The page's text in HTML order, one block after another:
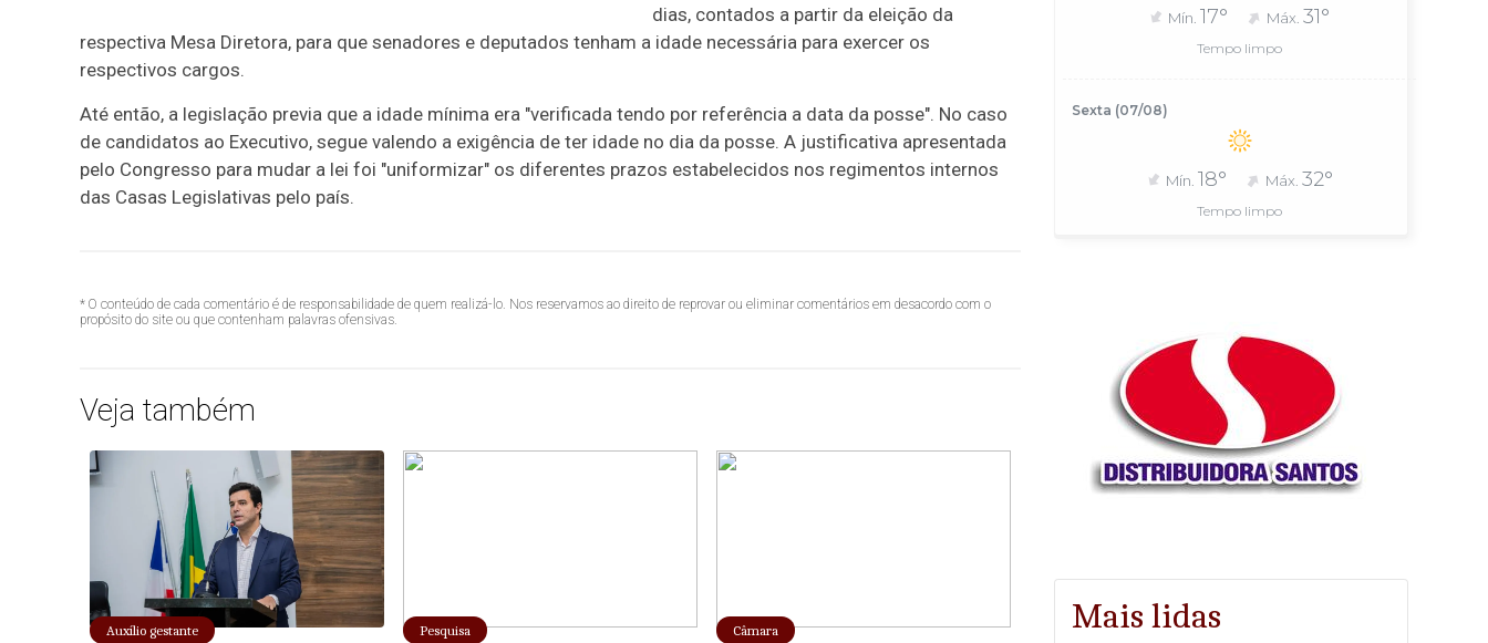
dias, contados a partir da eleição da
respectiva Mesa Diretora, para que senadores e deputados tenham a idade necessária para exercer os
respectivos cargos.
Até então, a legislação previa que a idade mínima era "verificada tendo por referência a data da posse". No caso
de candidatos ao Executivo, segue valendo a exigência de ter idade no dia da posse. A justificativa apresentada
pelo Congresso para mudar a lei foi "uniformizar" os diferentes prazos estabelecidos nos regimentos internos
das Casas Legislativas pelo país.
* O conteúdo de cada comentário é de responsabilidade de quem realizá-lo. Nos reservamos ao direito de reprovar ou eliminar comentários em desacordo com o
propósito do site ou que contenham palavras ofensivas.
Veja também
Auxílio gestante Pesquisa Câmara
Mín. 17° Máx.31°
Tempo limpo
Sexta (07/08)
Mín. 18° Máx. 32°
Tempo limpo
Mais lidas